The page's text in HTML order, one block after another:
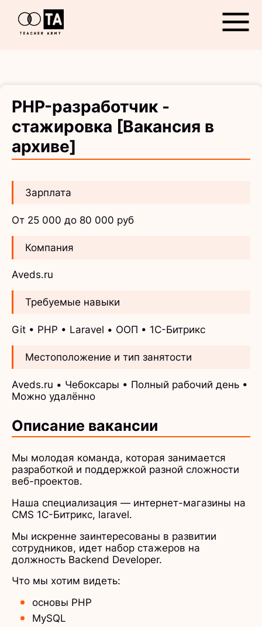
Открыть
PHP-разработчик -
стажировка [Вакансия в
архиве]
Зарплата
От 25 000 до 80 000 руб
Компания
Aveds.ru
Требуемые навыки
Git • PHP • Laravel • ООП • 1С-Битрикс
Местоположение и тип занятости
Aveds.ru • Чебоксары • Полный рабочий день •
Можно удалённо
Описание вакансии
Мы молодая команда, которая занимается
разработкой и поддержкой разной сложности
веб-проектов.
Наша специализация — интернет-магазины на
CMS 1С-Битрикс, laravel.
Мы искренне заинтересованы в развитии
сотрудников, идет набор стажеров на
должность Backend Developer.
Что мы хотим видеть:
основы PHP
MySQL